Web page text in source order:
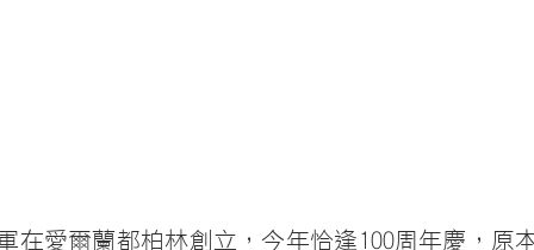
在愛爾蘭都柏林創立，今年恰逢100周年慶，原